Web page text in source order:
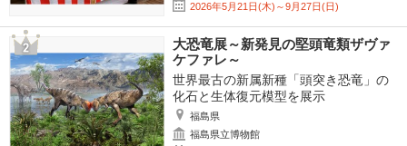
2026年5月21日(木)～9月27日(日)
大恐竜展～新発見の堅頭竜類ザヴァ
ケファレ～
世界最古の新属新種「頭突き恐竜」の
化石と生体復元模型を展示
福島県
福島県立博物館